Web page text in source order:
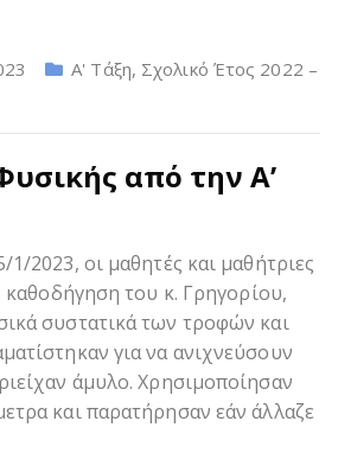
Α' Τάξη, Σχολικό Έτος 2022 –
από την Α’
2023, οι μαθητές και μαθήτριες
καθοδήγηση του κ. Γρηγορίου,
συστατικά των τροφών και
για να ανιχνεύσουν
άμυλο. Χρησιμοποίησαν
και παρατήρησαν εάν άλλαζε